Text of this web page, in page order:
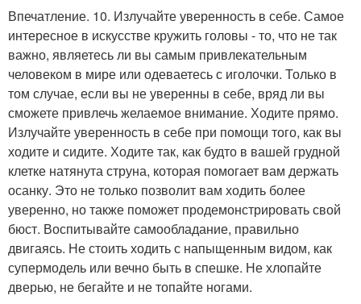
Впечатление. 10. Излучайте уверенность в себе. Самое
интересное в искусстве кружить головы - то, что не так
важно, являетесь ли вы самым привлекательным
человеком в мире или одеваетесь с иголочки. Только в
том случае, если вы не уверенны в себе, вряд ли вы
сможете привлечь желаемое внимание. Ходите прямо.
Излучайте уверенность в себе при помощи того, как вы
ходите и сидите. Ходите так, как будто в вашей грудной
клетке натянута струна, которая помогает вам держать
осанку. Это не только позволит вам ходить более
уверенно, но также поможет продемонстрировать свой
бюст. Воспитывайте самообладание, правильно
двигаясь. Не стоить ходить с напыщенным видом, как
супермодель или вечно быть в спешке. Не хлопайте
дверью, не бегайте и не топайте ногами.